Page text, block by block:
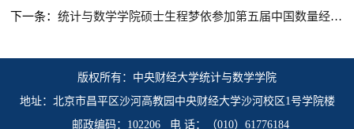
下一条：统计与数学学院硕士生程梦依参加第五届中国数量经济学会
版权所有：中央财经大学统计与数学学院
地址：北京市昌平区沙河高教园中央财经大学沙河校区1号学院楼
邮政编码：102206 电 话：（010）61776184